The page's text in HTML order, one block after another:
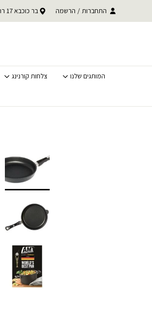
עד 30% הנחה על כל קטגוריית BACK TO SCHOOL
לסופ"ש בלבד
התחברות / הרשמה בר כוכבא 17 רחובות
המותגים שלנו צלחות קורנינג